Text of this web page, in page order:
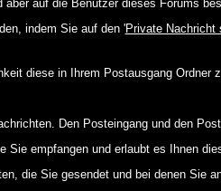
auf die Benutzer dieses Forums
indem Sie auf den 'Private Nachricht
diese in Ihrem Postausgang Ordner
Den Posteingang und den
Sie empfangen und erlaubt es Ihnen
die Sie gesendet und bei denen Sie